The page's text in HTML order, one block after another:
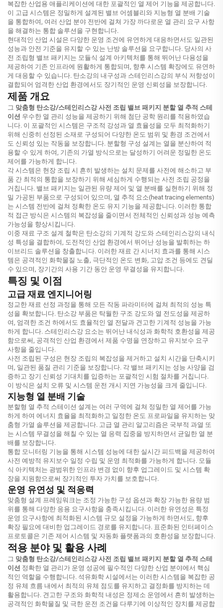
복잡한 산업용 애플리케이션에 대한 포괄적인 열 제어 기능을 제공합니다.
이 고급 시스템은 정밀하게 설계된 밸브 어셈블리와 지능형 열 분배 기술
을 통합하여, 여러 산업 분야 전반에 걸쳐 가장 까다로운 열 관리 요구 사항
을 해결하는 통합 솔루션을 구현합니다.
현대적인 산업 시설은 다양한 운영 조건에 유연하게 대응하면서도 일관된
성능과 안전 기준을 유지할 수 있는 난방 솔루션을 요구합니다. 당사의 사
전 조립형 밸브 패키지는 모듈식 설계 아키텍처를 통해 뛰어난 다용성을
제공하여 기존 인프라에 원활하게 통합되며, 향후 시스템 확장에도 유연하
게 대응할 수 있습니다. 탄소강의 내구성과 스테인리스강의 부식 저항성이
결합되어 엄격한 산업 환경에서도 장기적인 운영 신뢰성을 보장합니다.
제품 개요
그 맞춤형 탄소강/스테인리스강 사전 조립 밸브 패키지 분할 열 추적 스테
이션 우수한 열 관리 성능을 제공하기 위해 첨단 공학 원리를 적용하였습
니다. 이 포괄적인 시스템은 구조적 강성과 열 효율성을 모두 최적화하기
위해 신중히 선정된 소재로 구성되어 다양한 온도 범위 및 환경 조건에서
도 신뢰성 있는 작동을 보장합니다. 분할형 구성 설계는 열을 분산하여 적
용할 수 있게 하여, 기존의 가열 방식으로는 달성하기 어려운 정밀한 온도
제어를 가능하게 합니다.
각 시스템은 현장 조립 시 흔히 발생하는 설치 문제를 사전에 해소하고 부
품 간 최적의 통합을 보장하기 위해 세심하게 수행되는 사전 조립 공정을
거칩니다. 밸브 패키지는 일관된 유량 제어 및 열 분배를 실현하기 위해 정
밀 가공된 부품으로 구성되어 있으며, 열 추적 요소(heat tracing elements)
는 시스템 전반에 걸쳐 정확한 온도 유지 기능을 제공합니다. 이러한 통합
적 접근 방식은 시스템의 복잡성을 줄이면서 전체적인 신뢰성과 성능 예측
가능성을 향상시킵니다.
이중 재료 구조 설계 철학은 탄소강의 기계적 강도와 스테인리스강의 내식
성 특성을 결합하여, 도전적인 산업 환경에서 뛰어난 성능을 발휘하는 하
이브리드 솔루션을 창출합니다. 이러한 재료 간 시너지 효과를 통해 시스
템은 공격적인 화학물질 노출, 극단적인 온도 변화, 고압 조건 등에도 견딜
수 있으며, 장기간의 사용 기간 동안 운영 무결성을 유지합니다.
특징 및 이점
고급 재료 엔지니어링
정교한 재료 선정 과정을 통해 모든 작동 파라미터에 걸쳐 최적의 성능 특
성을 확보합니다. 탄소강 부품은 탁월한 구조 강도와 열 전도성을 제공하
여, 엄격한 조건 하에서도 효율적인 열 전달과 견고한 기계적 성능을 가능
하게 합니다. 스테인리스강 요소는 뛰어난 내식성과 화학적 호환성을 제공
함으로써, 공격적인 산업 환경에서 제품 수명을 연장하고 유지보수 요구
사항을 줄입니다.
사전 조립된 구성은 현장 조립의 복잡성을 제거하고 설치 시간을 단축시키
며, 일관된 품질 관리 기준을 보장합니다. 각 밸브 패키지는 성능 사양을 검
증하고 장기 신뢰성 기대치를 입증하는 포괄적인 시험 절차를 거칩니다.
이 방식은 설치 오류 및 시스템 운전 개시 지연 가능성을 크게 줄입니다.
지능형 열 분배 기술
분할형 열 추적 스테이션 설계는 여러 구역에 걸쳐 정밀한 열 제어를 가능
하게 하여 에너지 효율을 최적화하고 일정한 온도 프로파일을 유지하는 맞
춤형 가열 솔루션을 제공합니다. 고급 열 관리 알고리즘은 국부적 과열 또
는 시스템 무결성을 해칠 수 있는 열 응력 집중을 방지하면서 균일한 열 분
배를 보장합니다.
통합 모니터링 기능을 통해 시스템 성능에 대한 실시간 피드백을 제공하여
사전 예방적 유지보수 일정 수립 및 운영 최적화를 가능하게 합니다. 모듈
식 아키텍처는 광범위한 인프라 변경 없이 향후 업그레이드 및 시스템 확
장을 지원함으로써 장기적인 투자 가치를 보호합니다.
운영 유연성 및 적응력
맞춤형 설계 프레임워크는 조정 가능한 구성 옵션과 확장 가능한 용량 범
위를 통해 다양한 응용 요구사항을 충족시킵니다. 이러한 유연성은 특정
운영 요구사항에 최적화된 시스템 규모 설정을 가능하게 하면서도, 향후
확장 필요에 대비한 업그레이드 경로를 유지합니다. 표준화된 인터페이스
프로토콜은 기존 제어 시스템 및 자동화 플랫폼과의 호환성을 보장합니다.
적용 분야 및 활용 사례
그 맞춤형 탄소강/스테인리스강 사전 조립 밸브 패키지 분할 열 추적 스테
이션 정확한 열 관리가 운영 성공에 필수적인 다양한 산업 분야에서 핵심
적인 역할을 수행합니다. 석유화학 시설에서는 이러한 시스템을 복잡한 공
정 유체 흐름 내에서 최적의 유체 점도를 유지하고 결정화를 방지하는 데
활용합니다. 견고한 구조와 화학적 내성은 정제소 운영에서 흔히 발생하는
공격적인 화학물질 및 극한 운전 조건을 다루기에 이상적인 장치를 제공합